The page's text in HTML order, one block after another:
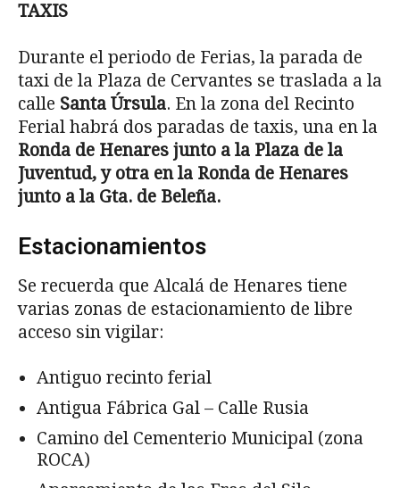
TAXIS
Durante el periodo de Ferias, la parada de
taxi de la Plaza de Cervantes se traslada a la
calle Santa Úrsula. En la zona del Recinto
Ferial habrá dos paradas de taxis, una en la
Ronda de Henares junto a la Plaza de la
Juventud, y otra en la Ronda de Henares
junto a la Gta. de Beleña.
Estacionamientos
Se recuerda que Alcalá de Henares tiene
varias zonas de estacionamiento de libre
acceso sin vigilar:
Antiguo recinto ferial
Antigua Fábrica Gal – Calle Rusia
Camino del Cementerio Municipal (zona
ROCA)